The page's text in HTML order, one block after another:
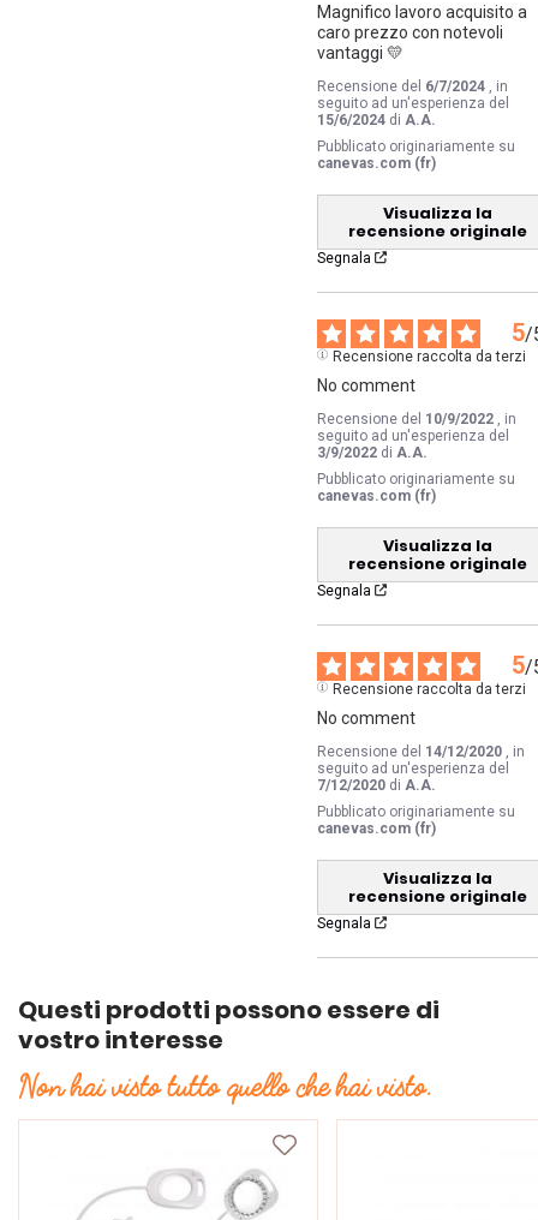
Magnifico lavoro acquisito a
caro prezzo con notevoli
vantaggi 💛
Recensione del 6/7/2024 , in
seguito ad un'esperienza del
15/6/2024 diA.A.
Pubblicato originariamente su
canevas.com (fr)
Visualizza la
recensione originale
Segnala
5/
Recensione raccolta da terzi
No comment
Recensione del 10/9/2022 , in
seguito ad un'esperienza del
3/9/2022 diA.A.
Pubblicato originariamente su
canevas.com (fr)
Visualizza la
recensione originale
Segnala
5/
Recensione raccolta da terzi
No comment
Recensione del 14/12/2020 , in
seguito ad un'esperienza del
7/12/2020 diA.A.
Pubblicato originariamente su
canevas.com (fr)
Visualizza la
recensione originale
Segnala
Questi prodotti possono essere di
vostro interesse
Non hai visto tutto quello che hai visto.